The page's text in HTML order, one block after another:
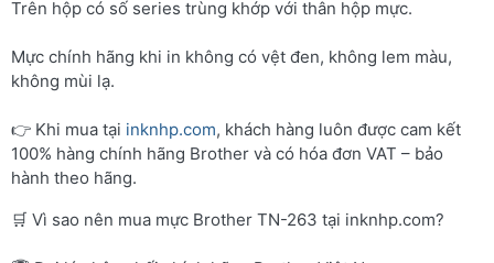
Trên hộp có số series trùng khớp với thân hộp mực.
Mực chính hãng khi in không có vệt đen, không lem màu,
không mùi lạ.
👉 Khi mua tại inknhp.com, khách hàng luôn được cam kết
100% hàng chính hãng Brother và có hóa đơn VAT – bảo
hành theo hãng.
🛒 Vì sao nên mua mực Brother TN-263 tại inknhp.com?